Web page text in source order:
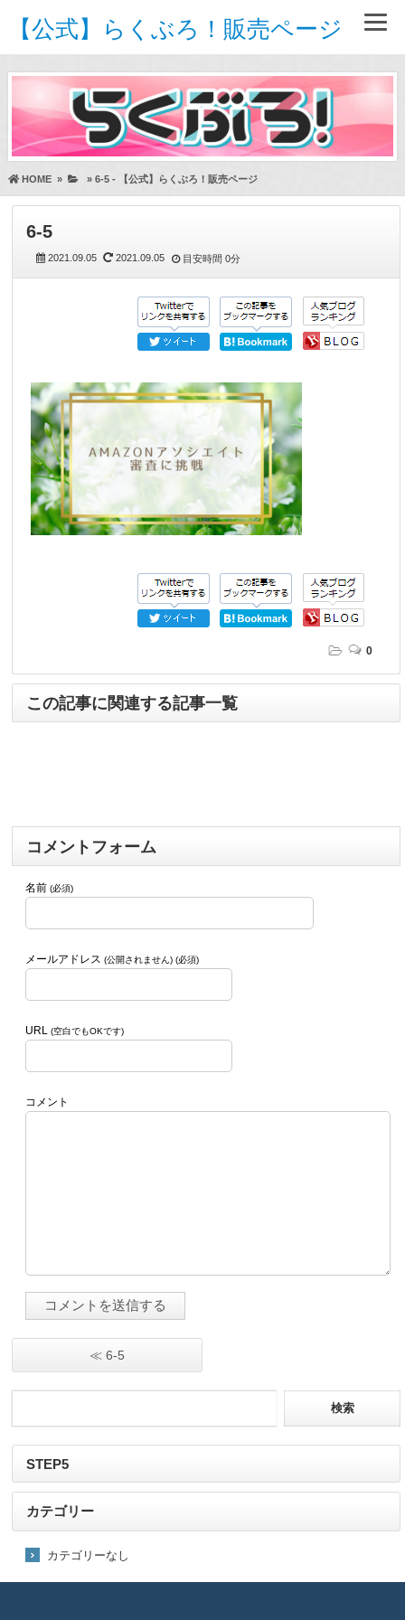
【公式】らくぶろ！販売ページ
HOME» » 6-5 - 【公式】らくぶろ！販売ページ
6-5
2021.09.05 2021.09.05 目安時間 0分
0
この記事に関連する記事一覧
コメントフォーム
名前(必須)
メールアドレス(公開されません) (必須)
URL(空白でもOKです)
コメント
≪ 6-5
STEP5
カテゴリー
カテゴリーなし